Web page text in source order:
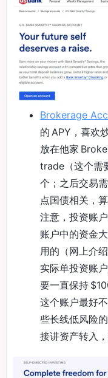
Brokerage
的 APY，喜欢
放在他家
trade（这个需
个；之后交易
点国债相关，
注意，投资账
账户中的资金
用的（网上介
实际单投资账
要一直保持
这个账户最好
些长线低风险
接讲资产转入